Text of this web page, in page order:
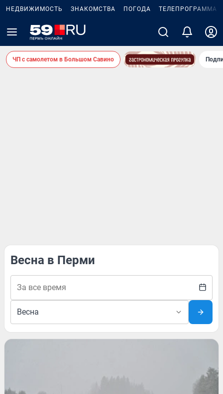
НЕДВИЖИМОСТЬ ЗНАКОМСТВА ПОГОДА ТЕЛЕПРОГРАММА
ЧП с самолетом в Большом Савино
Весна в Перми